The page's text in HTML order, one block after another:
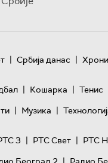
| Србија данас |
| Кошарка | Тенис
| Музика |
3 | РТС Свет | РТС